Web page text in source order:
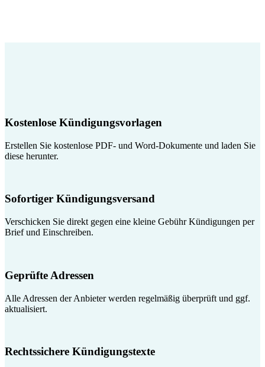
Kostenlose Kündigungsvorlagen
Erstellen Sie kostenlose PDF- und Word-Dokumente und laden Sie
diese herunter.
Sofortiger Kündigungsversand
Verschicken Sie direkt gegen eine kleine Gebühr Kündigungen per
Brief und Einschreiben.
Geprüfte Adressen
Alle Adressen der Anbieter werden regelmäßig überprüft und ggf.
aktualisiert.
Rechtssichere Kündigungstexte